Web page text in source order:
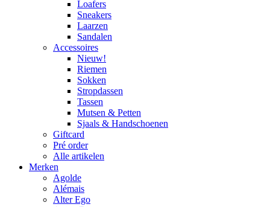
Loafers
Sneakers
Laarzen
Sandalen
Accessoires
Nieuw!
Riemen
Sokken
Stropdassen
Tassen
Mutsen & Petten
Sjaals & Handschoenen
Giftcard
Pré order
Alle artikelen
Merken
Agolde
Alémais
Alter Ego